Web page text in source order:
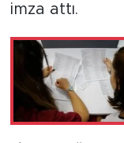
imza attı.